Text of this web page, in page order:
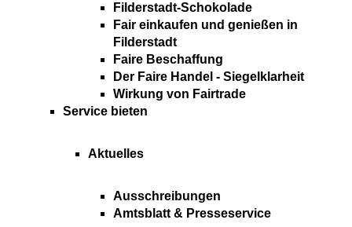
Filderstadt-Schokolade
Fair einkaufen und genießen in
Filderstadt
Faire Beschaffung
Der Faire Handel - Siegelklarheit
Wirkung von Fairtrade
Service bieten
Aktuelles
Ausschreibungen
Amtsblatt & Presseservice